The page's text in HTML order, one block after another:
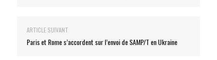
ARTICLE SUIVANT
Paris et Rome s’accordent sur l’envoi de SAMP/T en Ukraine